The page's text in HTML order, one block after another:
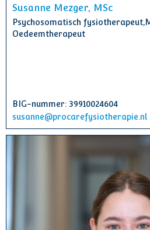
Susanne Mezger, MSc
Psychosomatisch
Oedeemtherapeut
BIG-nummer: 39910024604
susanne@procarefysiotherapie.nl